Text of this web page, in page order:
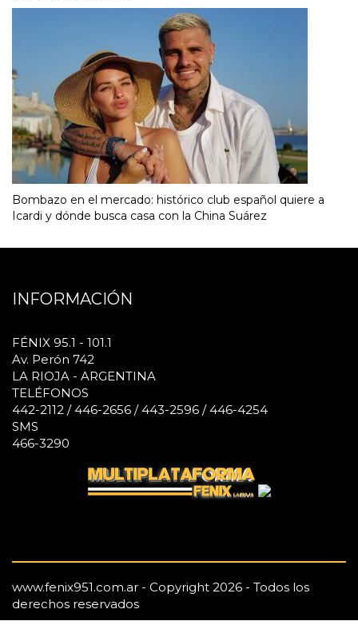
Bombazo en el mercado: histórico club español quiere a
Icardi y dónde busca casa con la China Suárez
INFORMACIÓN
FÉNIX 95.1 - 101.1
Av. Perón 742
LA RIOJA - ARGENTINA
TELÉFONOS
442-2112 / 446-2656 / 443-2596 / 446-4254
SMS
466-3290
www.fenix951.com.ar - Copyright 2026 - Todos los
derechos reservados